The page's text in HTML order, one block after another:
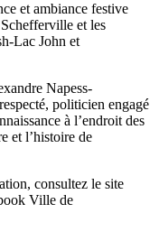
et ambiance festive
et les
Lac John et
Napess-
politicien engagé
à l’endroit des
et l’histoire de
consultez le site
Ville de